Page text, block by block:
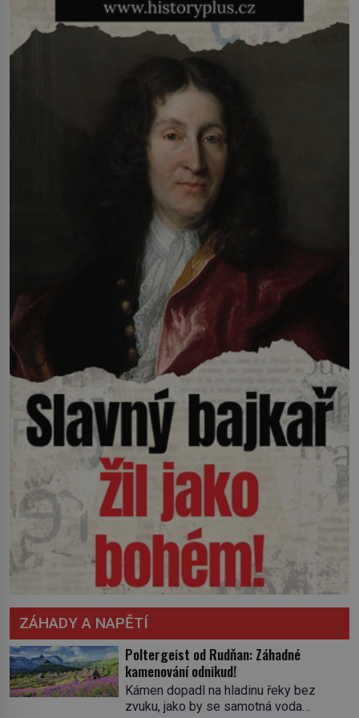
ZÁHADY A NAPĚTÍ
Poltergeist od Rudňan: Záhadné
kamenování odnikud!
Kámen dopadl na hladinu řeky bez
zvuku, jako by se samotná voda